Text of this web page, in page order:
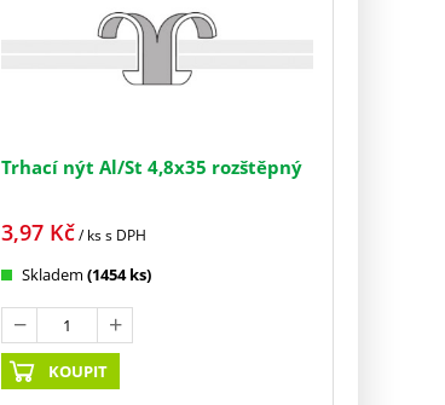
Trhací nýt Al/St 4,8x35 rozštěpný
3,97 Kč/ kss DPH
Skladem (1454 ks)
KOUPIT